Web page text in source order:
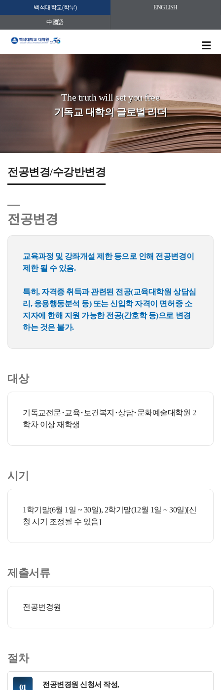
백석대학교(학부) ENGLISH
中國語
The truth will set you free
기독교 대학의 글로벌 리더
전공변경/수강반변경
전공변경
교육과정 및 강좌개설 제한 등으로 인해 전공변경이
제한 될 수 있음.
특히, 자격증 취득과 관련된 전공(교육대학원 상담심
리, 응용행동분석 등) 또는 신입학 자격이 면허증 소
지자에 한해 지원 가능한 전공(간호학 등)으로 변경
하는 것은 불가.
대상
기독교전문･교육･보건복지･상담･문화예술대학원 2
학차 이상 재학생
시기
1학기말(6월 1일 ~ 30일), 2학기말(12월 1일 ~ 30일)[신
청 시기 조정될 수 있음]
제출서류
전공변경원
절차
전공변경원 신청서 작성,